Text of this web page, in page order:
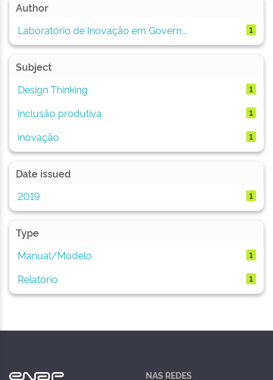
Author
Laboratório de Inovação em Govern...
1
Subject
Design Thinking
1
inclusão produtiva 1
inovação 1
Date issued
2019
1
Type
Manual/Modelo
1
Relatório 1
NAS REDES